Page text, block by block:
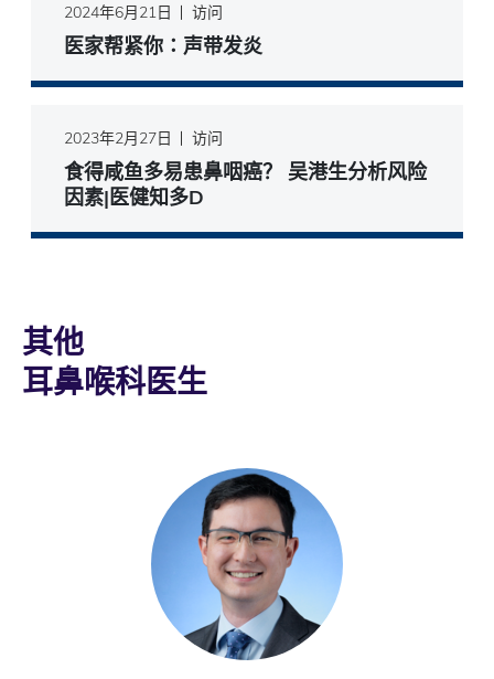
2024年6月21日 访问
医家帮紧你∶声带发炎
2023年2月27日 访问
食得咸鱼多易患鼻咽癌？ 吴港生分析风险
因素|医健知多D
其他
耳鼻喉科医生